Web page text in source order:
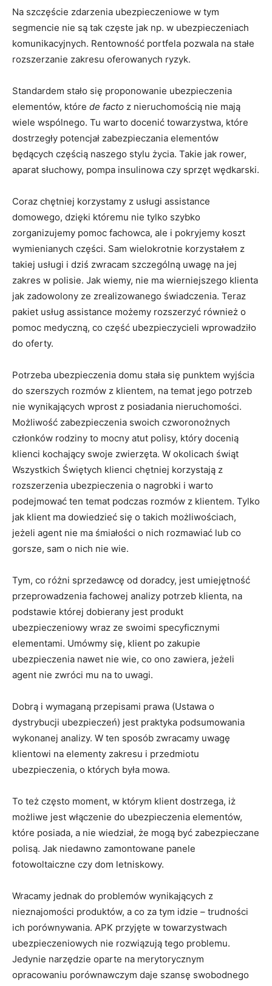
Na szczęście zdarzenia ubezpieczeniowe w tym
segmencie nie są tak częste jak np. w ubezpieczeniach
komunikacyjnych. Rentowność portfela pozwala na stałe
rozszerzanie zakresu oferowanych ryzyk.
Standardem stało się proponowanie ubezpieczenia
elementów, które de facto z nieruchomością nie mają
wiele wspólnego. Tu warto docenić towarzystwa, które
dostrzegły potencjał zabezpieczania elementów
będących częścią naszego stylu życia. Takie jak rower,
aparat słuchowy, pompa insulinowa czy sprzęt wędkarski.
Coraz chętniej korzystamy z usługi assistance
domowego, dzięki któremu nie tylko szybko
zorganizujemy pomoc fachowca, ale i pokryjemy koszt
wymienianych części. Sam wielokrotnie korzystałem z
takiej usługi i dziś zwracam szczególną uwagę na jej
zakres w polisie. Jak wiemy, nie ma wierniejszego klienta
jak zadowolony ze zrealizowanego świadczenia. Teraz
pakiet usług assistance możemy rozszerzyć również o
pomoc medyczną, co część ubezpieczycieli wprowadziło
do oferty.
Potrzeba ubezpieczenia domu stała się punktem wyjścia
do szerszych rozmów z klientem, na temat jego potrzeb
nie wynikających wprost z posiadania nieruchomości.
Możliwość zabezpieczenia swoich czworonożnych
członków rodziny to mocny atut polisy, który docenią
klienci kochający swoje zwierzęta. W okolicach świąt
Wszystkich Świętych klienci chętniej korzystają z
rozszerzenia ubezpieczenia o nagrobki i warto
podejmować ten temat podczas rozmów z klientem. Tylko
jak klient ma dowiedzieć się o takich możliwościach,
jeżeli agent nie ma śmiałości o nich rozmawiać lub co
gorsze, sam o nich nie wie.
Tym, co różni sprzedawcę od doradcy, jest umiejętność
przeprowadzenia fachowej analizy potrzeb klienta, na
podstawie której dobierany jest produkt
ubezpieczeniowy wraz ze swoimi specyficznymi
elementami. Umówmy się, klient po zakupie
ubezpieczenia nawet nie wie, co ono zawiera, jeżeli
agent nie zwróci mu na to uwagi.
Dobrą i wymaganą przepisami prawa (Ustawa o
dystrybucji ubezpieczeń) jest praktyka podsumowania
wykonanej analizy. W ten sposób zwracamy uwagę
klientowi na elementy zakresu i przedmiotu
ubezpieczenia, o których była mowa.
To też często moment, w którym klient dostrzega, iż
możliwe jest włączenie do ubezpieczenia elementów,
które posiada, a nie wiedział, że mogą być zabezpieczane
polisą. Jak niedawno zamontowane panele
fotowoltaiczne czy dom letniskowy.
Wracamy jednak do problemów wynikających z
nieznajomości produktów, a co za tym idzie – trudności
ich porównywania. APK przyjęte w towarzystwach
ubezpieczeniowych nie rozwiązują tego problemu.
Jedynie narzędzie oparte na merytorycznym
opracowaniu porównawczym daje szansę swobodnego